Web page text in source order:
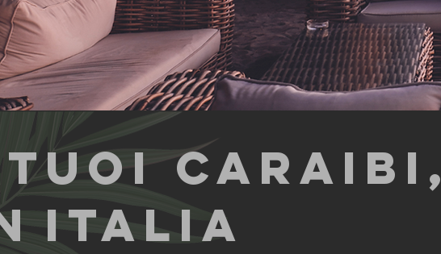
CARAIBI,
ITALIA